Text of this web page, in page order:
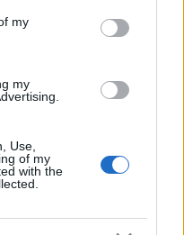
my
my
Use,
of my
with the